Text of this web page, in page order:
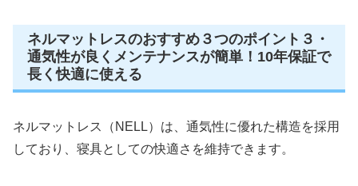
ネルマットレスのおすすめ３つのポイント３・
通気性が良くメンテナンスが簡単！10年保証で
長く快適に使える
ネルマットレス（NELL）は、通気性に優れた構造を採用
しており、寝具としての快適さを維持できます。